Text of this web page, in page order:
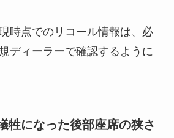
時点でのリコール情報は、必
ディーラーで確認するように
牲になった後部座席の狭さ